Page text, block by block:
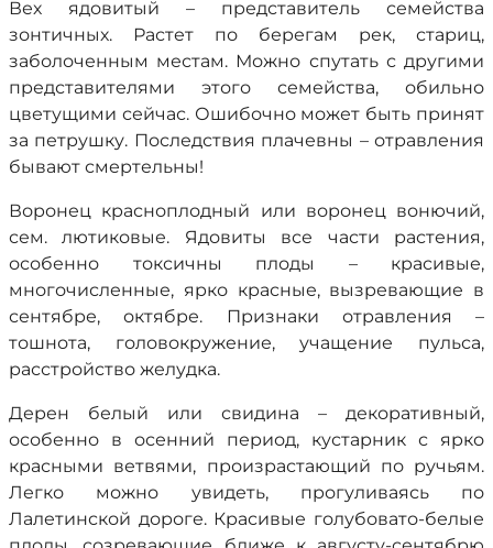
Вех ядовитый – представитель семейства
зонтичных. Растет по берегам рек, стариц,
заболоченным местам. Можно спутать с другими
представителями этого семейства, обильно
цветущими сейчас. Ошибочно может быть принят
за петрушку. Последствия плачевны – отравления
бывают смертельны!
Воронец красноплодный или воронец вонючий,
сем. лютиковые. Ядовиты все части растения,
особенно токсичны плоды – красивые,
многочисленные, ярко красные, вызревающие в
сентябре, октябре. Признаки отравления –
тошнота, головокружение, учащение пульса,
расстройство желудка.
Дерен белый или свидина – декоративный,
особенно в осенний период, кустарник с ярко
красными ветвями, произрастающий по ручьям.
Легко можно увидеть, прогуливаясь по
Лалетинской дороге. Красивые голубовато-белые